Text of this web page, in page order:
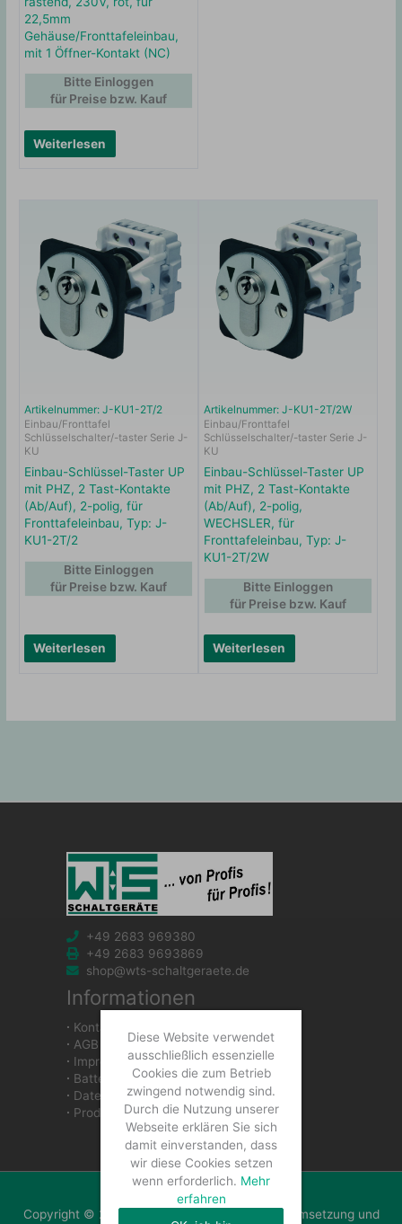
22,5mm
Gehäuse/Fronttafeleinbau,
mit 1 Öffner-Kontakt (NC)
Weiterlesen
Bitte Einloggen
für Preise bzw. Kauf
Artikelnummer: J-KU1-2T/2
Einbau/Fronttafel
Schlüsselschalter/-taster Serie J-
KU
Einbau-Schlüssel-Taster UP
mit PHZ, 2 Tast-Kontakte
(Ab/Auf), 2-polig, für
Fronttafeleinbau, Typ: J-
KU1-2T/2
Weiterlesen
Bitte Einloggen
für Preise bzw. Kauf
Artikelnummer: J-KU1-2T/2W
Einbau/Fronttafel
Schlüsselschalter/-taster Serie J-
KU
Einbau-Schlüssel-Taster UP
mit PHZ, 2 Tast-Kontakte
(Ab/Auf), 2-polig,
WECHSLER, für
Fronttafeleinbau, Typ: J-
KU1-2T/2W
Weiterlesen
Bitte Einloggen
für Preise bzw. Kauf
+49 2683 969380
+49 2683 9693869
shop@wts-schaltgeraete.de
Informationen
∙ Kontakt
∙ AGB
∙ Impressum
∙ Batteriegesetzhinweise
∙ Datenschutzerklärung
∙ Produkte
Copyright © 2026 WTS Schaltgeräte GmbH | Umsetzung und
Diese Website verwendet
ausschließlich essenzielle
Cookies die zum Betrieb
zwingend notwendig sind.
Durch die Nutzung unserer
Webseite erklären Sie sich
damit einverstanden, dass
wir diese Cookies setzen
wenn erforderlich. Mehr
erfahren